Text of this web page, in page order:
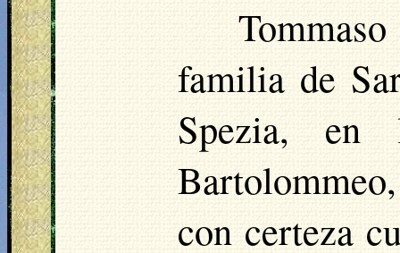
familia de
Spezia, en
con certeza